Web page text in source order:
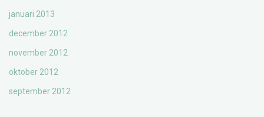
januari 2013
december 2012
november 2012
oktober 2012
september 2012